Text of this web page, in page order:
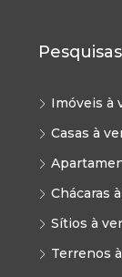
Imóveis à
Casas à
Chácaras
Sítios à
Terrenos